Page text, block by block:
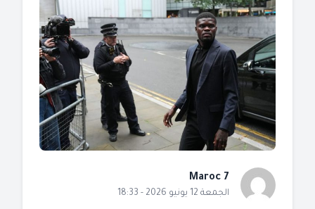
Maroc 7
الجمعة 12 يونيو 2026 - 18:33